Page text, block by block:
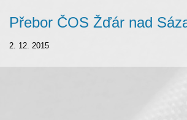
Přebor ČOS Žďár nad
2. 12. 2015